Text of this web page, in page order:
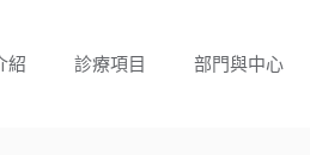
紹 診療項目 部門與中心